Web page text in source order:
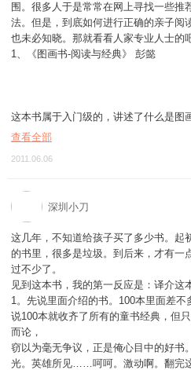
围。很多人于是常常在网上寻找一些推
法。但是，到底如何进行正确的亲子阅
也未必知晓。那就看看人家专业人士的
1、《图画书-阅读与经典》 彭懿
这本书属于入门级的，讲述了什么是图
书，类似一个书单，读者可以参考此书
【阅读感言】其实说实话，即使刚开始
观点，花那么多钱就买来这么几个字，
孩子阅读那些经典绘本的年龄可以说是
想：如果早点把这些书摆在孩子的面前
这本书对大部分爸爸妈妈包括我自己来
图书，但是在绘本世界中也算摸打滚爬
少儿尤其是低幼的图书分类了解，这本
有缺憾的。当然，这也应该是受限于图
分界的思想导致，所以我觉得里面的图
图书介绍几乎为零。
查看全部
2011.06.06
深圳小刀
这几年，不知道给孩子买了多少书。起
的书里，很多是垃圾。到后来，才有一
过不少了。
见到这本书，我的第一反应是：译介这
1。先说里面介绍的书。100本里面差
说100本就收齐了所有的童书经典，但
而论，
窃以为毫无争议，正是俺心目中的好书
光。英雄所见……呵呵。激动啊。翻完